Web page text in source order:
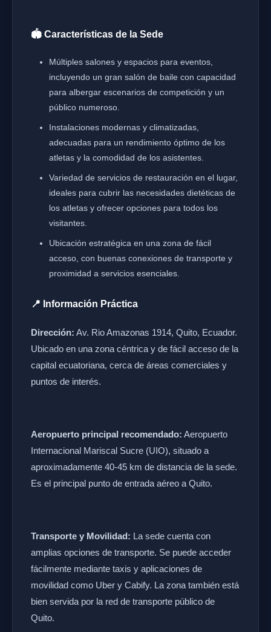
🏟️ Características de la Sede
Múltiples salones y espacios para eventos,
incluyendo un gran salón de baile con capacidad
para albergar escenarios de competición y un
público numeroso.
Instalaciones modernas y climatizadas,
adecuadas para un rendimiento óptimo de los
atletas y la comodidad de los asistentes.
Variedad de servicios de restauración en el lugar,
ideales para cubrir las necesidades dietéticas de
los atletas y ofrecer opciones para todos los
visitantes.
Ubicación estratégica en una zona de fácil
acceso, con buenas conexiones de transporte y
proximidad a servicios esenciales.
📍 Información Práctica
Dirección: Av. Rio Amazonas 1914, Quito, Ecuador.
Ubicado en una zona céntrica y de fácil acceso de la
capital ecuatoriana, cerca de áreas comerciales y
puntos de interés.
Aeropuerto principal recomendado: Aeropuerto
Internacional Mariscal Sucre (UIO), situado a
aproximadamente 40-45 km de distancia de la sede.
Es el principal punto de entrada aéreo a Quito.
Transporte y Movilidad: La sede cuenta con
amplias opciones de transporte. Se puede acceder
fácilmente mediante taxis y aplicaciones de
movilidad como Uber y Cabify. La zona también está
bien servida por la red de transporte público de
Quito.